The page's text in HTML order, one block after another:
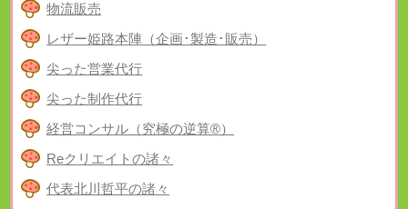
物流販売
レザー姫路本陣（企画･製造･販売）
尖った営業代行
尖った制作代行
経営コンサル（究極の逆算®）
Reクリエイトの諸々
代表北川哲平の諸々